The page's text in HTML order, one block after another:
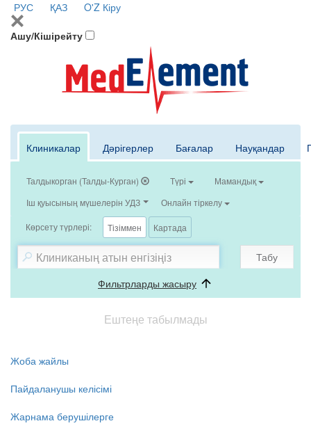
РУС ҚАЗ O'Z Кіру
Ашу/Кішірейту
Клиникалар Дәрігерлер Бағалар Науқандар
Талдыкорган (Талды-Курган) Түрі
Мамандық
Іш қуысының мүшелерін УДЗ
Онлайн тіркелу
Көрсету түрлері: Тізіммен Картада
Табу
Фильтрларды жасыру
Ештеңе табылмады
Жоба жайлы
Пайдаланушы келісімі
Жарнама берушілерге